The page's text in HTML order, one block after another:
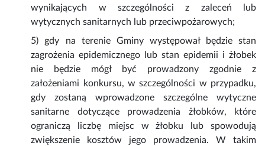
wynikających w szczególności z zaleceń lub
wytycznych sanitarnych lub przeciwpożarowych;
5) gdy na terenie Gminy występował będzie stan
zagrożenia epidemicznego lub stan epidemii i żłobek
nie będzie mógł być prowadzony zgodnie z
założeniami konkursu, w szczególności w przypadku,
gdy zostaną wprowadzone szczególne wytyczne
sanitarne dotyczące prowadzenia żłobków, które
ograniczą liczbę miejsc w żłobku lub spowodują
zwiększenie kosztów jego prowadzenia. W takim